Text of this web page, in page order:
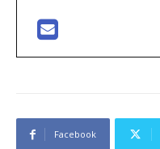
Facebook